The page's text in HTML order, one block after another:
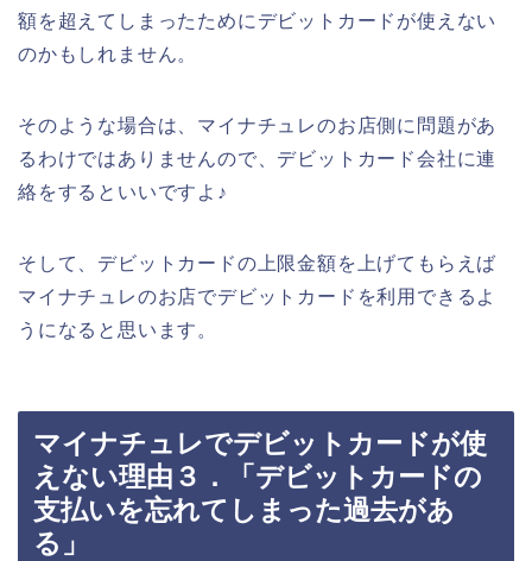
額を超えてしまったためにデビットカードが使えない
のかもしれません。
そのような場合は、マイナチュレのお店側に問題があ
るわけではありませんので、デビットカード会社に連
絡をするといいですよ♪
そして、デビットカードの上限金額を上げてもらえば
マイナチュレのお店でデビットカードを利用できるよ
うになると思います。
マイナチュレでデビットカードが使
えない理由３．「デビットカードの
支払いを忘れてしまった過去があ
る」